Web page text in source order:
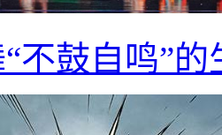
不鼓自鸣”